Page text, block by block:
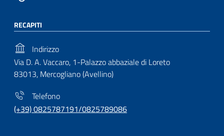
RECAPITI
Indirizzo
Via D. A. Vaccaro, 1-Palazzo abbaziale di Loreto
83013, Mercogliano (Avellino)
Telefono
(+39) 0825787191/0825789086